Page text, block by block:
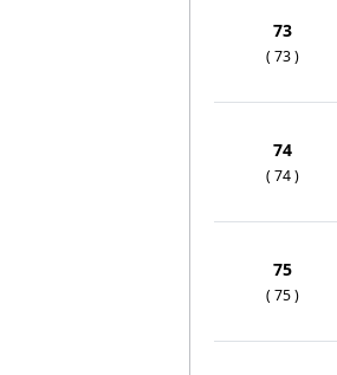
73
( 73 )
74
( 74 )
75
( 75 )